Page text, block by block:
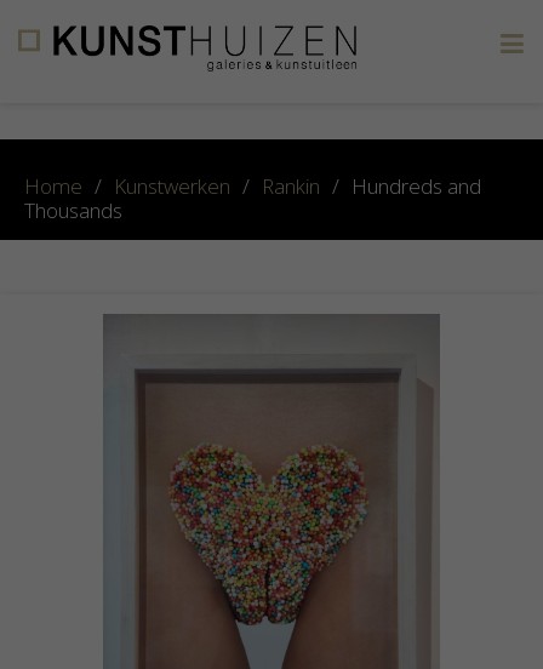
Home / Kunstwerken / Rankin / Hundreds and
Thousands